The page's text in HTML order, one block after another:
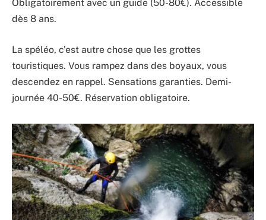
Obligatoirement avec un guide (50-80€). Accessible
dès 8 ans.
La spéléo, c’est autre chose que les grottes
touristiques. Vous rampez dans des boyaux, vous
descendez en rappel. Sensations garanties. Demi-
journée 40-50€. Réservation obligatoire.